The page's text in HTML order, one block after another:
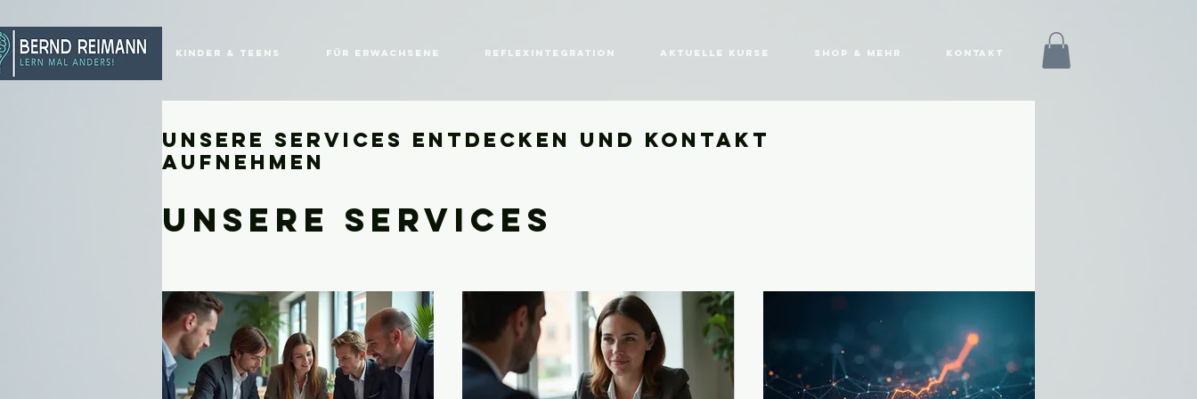
Kinder & Teens für Erwachsene Reflexintegration Aktuelle Kurse Shop & mehr Kontakt
Unsere Services entdecken und Kontakt
aufnehmen
Unsere Services